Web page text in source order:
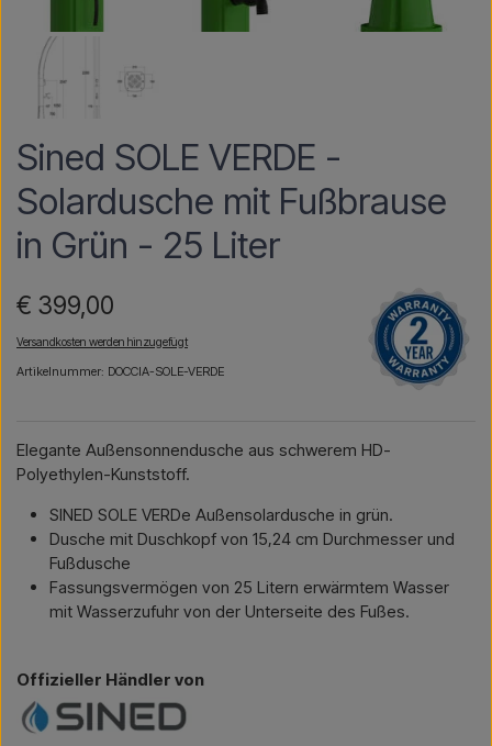
Sined SOLE VERDE -
Solardusche mit Fußbrause
in Grün - 25 Liter
€ 399,00
Versandkosten werden hinzugefügt
Artikelnummer: DOCCIA-SOLE-VERDE
Elegante Außensonnendusche aus schwerem HD-
Polyethylen-Kunststoff.
SINED SOLE VERDe Außensolardusche in grün.
Dusche mit Duschkopf von 15,24 cm Durchmesser und
Fußdusche
Fassungsvermögen von 25 Litern erwärmtem Wasser
mit Wasserzufuhr von der Unterseite des Fußes.
Offizieller Händler von